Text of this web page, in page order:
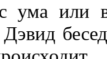
или
Дэвид